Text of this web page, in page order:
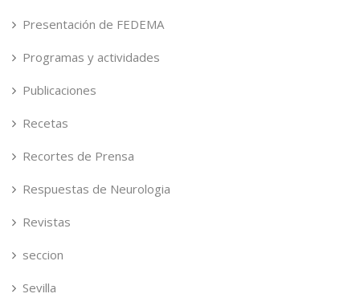
Presentación de FEDEMA
Programas y actividades
Publicaciones
Recetas
Recortes de Prensa
Respuestas de Neurologia
Revistas
seccion
Sevilla